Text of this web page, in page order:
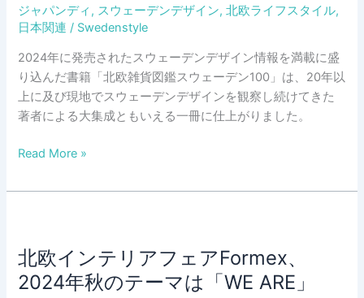
て
「日
本
の
妖
怪
開
ジャパンディ , スウェーデンデザイン,北欧ライフスタイル,
日本関連 / Swedenstyle
2024年に発売されたスウェーデンデザイン情報を満載に盛
り込んだ書籍「北欧雑貨図鑑スウェーデン100」は、20年以
上に及び現地でスウェーデンデザインを観察し続けてきた
著者による大集成ともいえる一冊に仕上がりました。
北
雑
鑑
「ス
ウ
Read More »
北欧インテリアフェアFormex、
2024年秋のテーマは「WE ARE」